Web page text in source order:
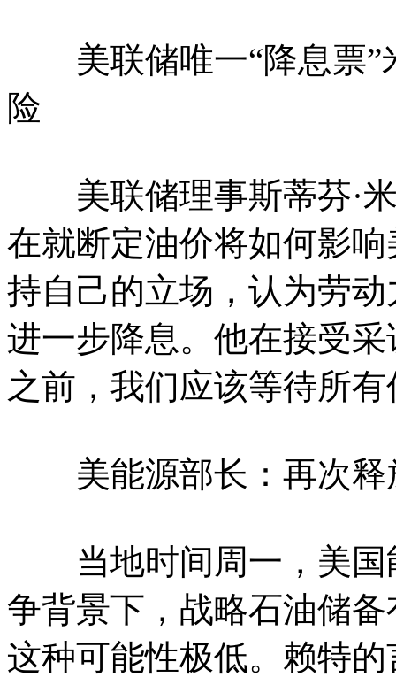
美联储唯一“降息票”
险
美联储理事斯蒂芬·米
在就断定油价将如何影
持自己的立场，认为劳
进一步降息。他在接受
之前，我们应该等待所
美能源部长：再次释
当地时间周一，美国
争背景下，战略石油储
这种可能性极低。赖特